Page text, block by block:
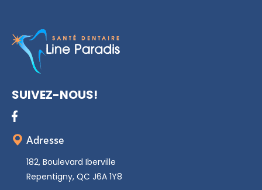
SUIVEZ-NOUS!
Adresse
182, Boulevard Iberville
Repentigny, QC J6A 1Y8